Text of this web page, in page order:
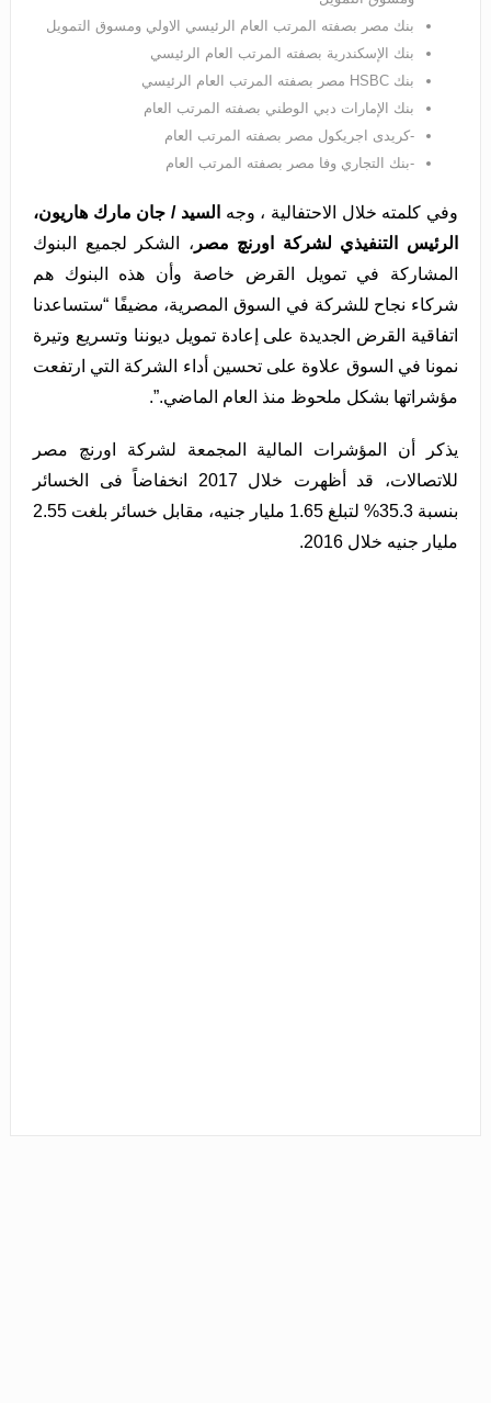
بنك مصر بصفته المرتب العام الرئيسي الاولي ومسوق التمويل
بنك الإسكندرية بصفته المرتب العام الرئيسي
بنك HSBC مصر بصفته المرتب العام الرئيسي
بنك الإمارات دبي الوطني بصفته المرتب العام
-كريدى اجريكول مصر بصفته المرتب العام
-بنك التجاري وفا مصر بصفته المرتب العام
وفي كلمته خلال الاحتفالية ، وجه
السيد / جان مارك هاريون،
الرئيس التنفيذي لشركة اورنچ مصر ، الشكر لجميع البنوك
المشاركة في تمويل القرض خاصة وأن هذه البنوك هم
شركاء نجاح للشركة في السوق المصرية، مضيفًا “ستساعدنا
اتفاقية القرض الجديدة على إعادة تمويل ديوننا وتسريع وتيرة
نمونا في السوق علاوة على تحسين أداء الشركة التي ارتفعت
مؤشراتها بشكل ملحوظ منذ العام الماضي.”.
يذكر أن المؤشرات المالية المجمعة لشركة اورنچ مصر
للاتصالات، قد أظهرت خلال 2017 انخفاضاً فى الخسائر
بنسبة 35.3% لتبلغ 1.65 مليار جنيه، مقابل خسائر بلغت 2.55
مليار جنيه خلال 2016.